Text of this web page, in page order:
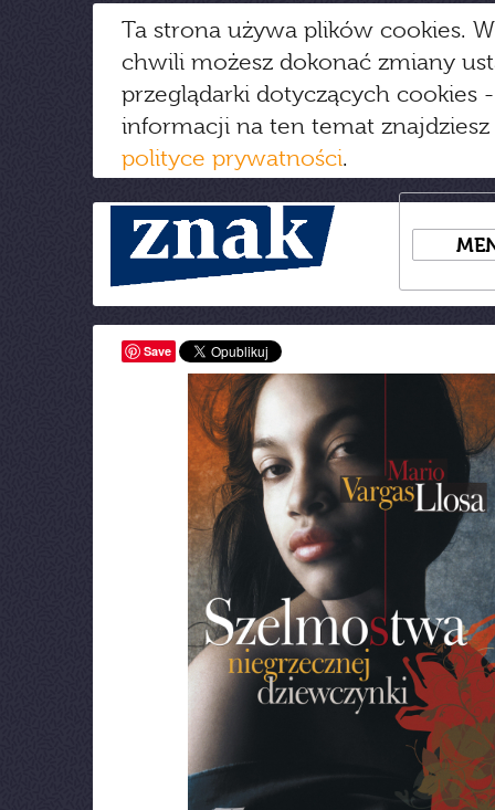
Ta strona używa plików cookies.
chwili możesz dokonać zmiany
przeglądarki dotyczących cookies
informacji na ten temat
polityce prywatności.
Save